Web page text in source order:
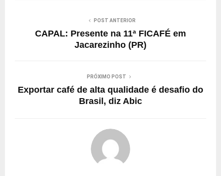
POST ANTERIOR
CAPAL: Presente na 11ª FICAFÉ em
Jacarezinho (PR)
PRÓXIMO POST
Exportar café de alta qualidade é desafio do
Brasil, diz Abic